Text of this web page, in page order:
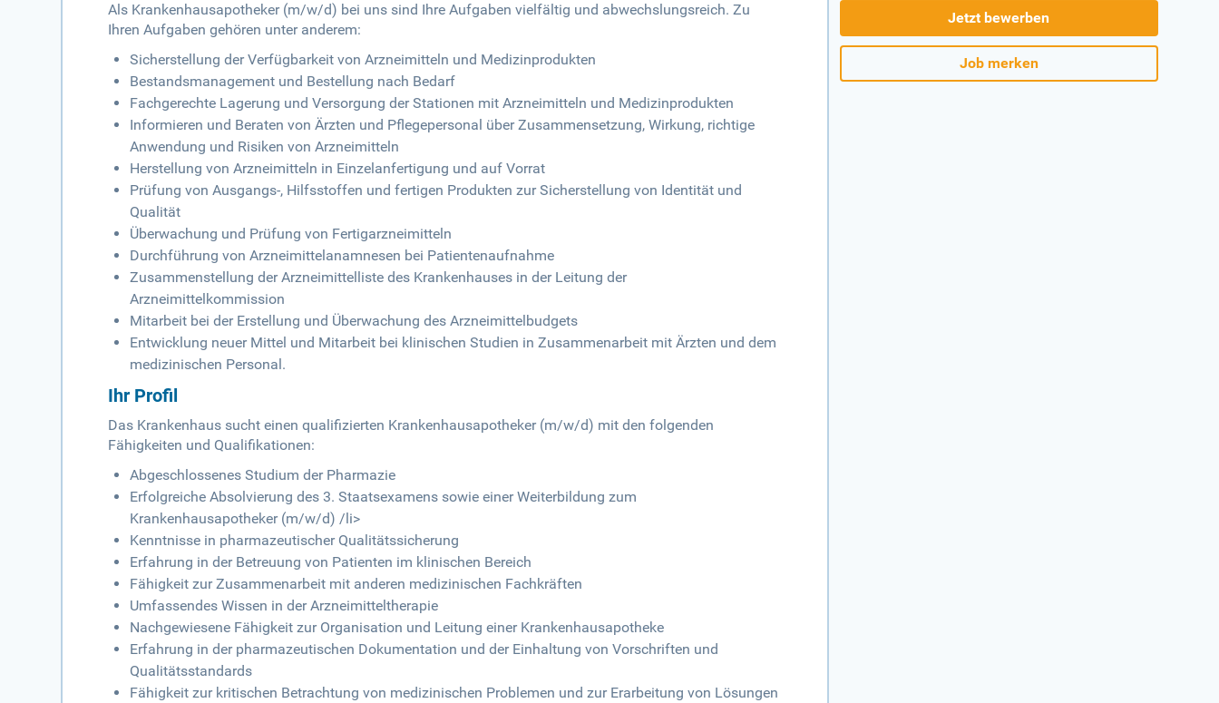
Als Krankenhausapotheker (m/w/d) bei uns sind Ihre Aufgaben vielfältig und abwechslungsreich. Zu
Ihren Aufgaben gehören unter anderem:
Sicherstellung der Verfügbarkeit von Arzneimitteln und Medizinprodukten
Bestandsmanagement und Bestellung nach Bedarf
Fachgerechte Lagerung und Versorgung der Stationen mit Arzneimitteln und Medizinprodukten
Informieren und Beraten von Ärzten und Pflegepersonal über Zusammensetzung, Wirkung, richtige
Anwendung und Risiken von Arzneimitteln
Herstellung von Arzneimitteln in Einzelanfertigung und auf Vorrat
Prüfung von Ausgangs-, Hilfsstoffen und fertigen Produkten zur Sicherstellung von Identität und
Qualität
Überwachung und Prüfung von Fertigarzneimitteln
Durchführung von Arzneimittelanamnesen bei Patientenaufnahme
Zusammenstellung der Arzneimittelliste des Krankenhauses in der Leitung der
Arzneimittelkommission
Mitarbeit bei der Erstellung und Überwachung des Arzneimittelbudgets
Entwicklung neuer Mittel und Mitarbeit bei klinischen Studien in Zusammenarbeit mit Ärzten und dem
medizinischen Personal.
Ihr Profil
Das Krankenhaus sucht einen qualifizierten Krankenhausapotheker (m/w/d) mit den folgenden
Fähigkeiten und Qualifikationen:
Abgeschlossenes Studium der Pharmazie
Erfolgreiche Absolvierung des 3. Staatsexamens sowie einer Weiterbildung zum
Krankenhausapotheker (m/w/d) /li>
Kenntnisse in pharmazeutischer Qualitätssicherung
Erfahrung in der Betreuung von Patienten im klinischen Bereich
Fähigkeit zur Zusammenarbeit mit anderen medizinischen Fachkräften
Umfassendes Wissen in der Arzneimitteltherapie
Nachgewiesene Fähigkeit zur Organisation und Leitung einer Krankenhausapotheke
Erfahrung in der pharmazeutischen Dokumentation und der Einhaltung von Vorschriften und
Qualitätsstandards
Fähigkeit zur kritischen Betrachtung von medizinischen Problemen und zur Erarbeitung von Lösungen
Jetzt bewerben
Job merken